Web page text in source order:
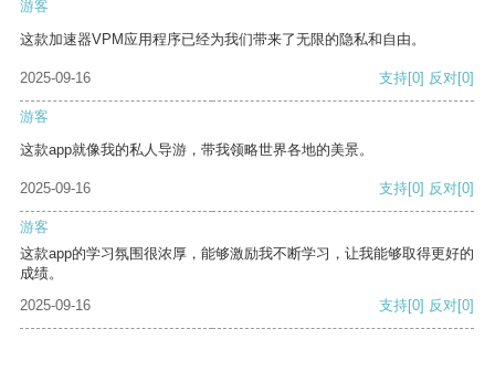
游客
这款加速器VPM应用程序已经为我们带来了无限的隐私和自由。
2025-09-16 支持[0] 反对[0]
游客
这款app就像我的私人导游，带我领略世界各地的美景。
2025-09-16 支持[0] 反对[0]
游客
这款app的学习氛围很浓厚，能够激励我不断学习，让我能够取得更好的
成绩。
2025-09-16
支持[0] 反对[0]